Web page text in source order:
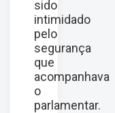
sido
intimidado
pelo
segurança
que
acompanhava
o
parlamentar.